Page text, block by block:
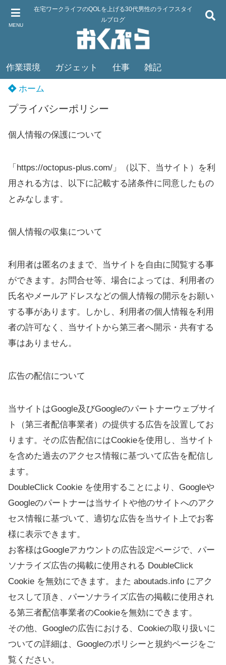
MENU
在宅ワークライフのQOLを上げる30代男性のライフスタイ
ルブログ
作業環境 ガジェット 仕事 雑記
ホーム
プライバシーポリシー
個人情報の保護について
「https://octopus-plus.com/」（以下、当サイト）を利
用される方は、以下に記載する諸条件に同意したもの
とみなします。
個人情報の収集について
利用者は匿名のままで、当サイトを自由に閲覧する事
ができます。お問合せ等、場合によっては、利用者の
氏名やメールアドレスなどの個人情報の開示をお願い
する事があります。しかし、利用者の個人情報を利用
者の許可なく、当サイトから第三者へ開示・共有する
事はありません。
広告の配信について
当サイトはGoogle及びGoogleのパートナーウェブサイ
ト（第三者配信事業者）の提供する広告を設置してお
ります。その広告配信にはCookieを使用し、当サイト
を含めた過去のアクセス情報に基づいて広告を配信し
ます。
DoubleClick Cookie を使用することにより、Googleや
Googleのパートナーは当サイトや他のサイトへのアク
セス情報に基づいて、適切な広告を当サイト上でお客
様に表示できます。
お客様はGoogleアカウントの広告設定ページで、パー
ソナライズ広告の掲載に使用される DoubleClick
Cookie を無効にできます。また aboutads.info にアク
セスして頂き、パーソナライズ広告の掲載に使用され
る第三者配信事業者のCookieを無効にできます。
その他、Googleの広告における、Cookieの取り扱いに
ついての詳細は、Googleのポリシーと規約ページをご
覧ください。